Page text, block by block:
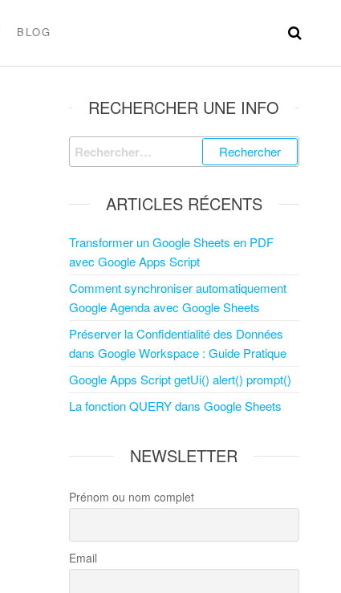
BLOG
RECHERCHER UNE INFO
ARTICLES RÉCENTS
Transformer un Google Sheets en PDF
avec Google Apps Script
Comment synchroniser automatiquement
Google Agenda avec Google Sheets
Préserver la Confidentialité des Données
dans Google Workspace : Guide Pratique
Google Apps Script getUi() alert() prompt()
La fonction QUERY dans Google Sheets
NEWSLETTER
Prénom ou nom complet
Email